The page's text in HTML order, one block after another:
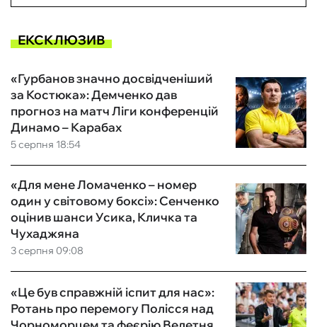
ЕКСКЛЮЗИВ
5 серпня 18:54
«Гурбанов значно досвідченіший
за Костюка»: Демченко дав
прогноз на матч Ліги конференцій
Динамо – Карабах
3 серпня 09:08
«Для мене Ломаченко – номер
один у світовому боксі»: Сенченко
оцінив шанси Усика, Кличка та
Чухаджяна
«Це був справжній іспит для нас»:
Ротань про перемогу Полісся над